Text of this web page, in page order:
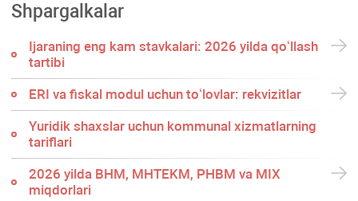
Shpargalkalar
Ijaraning eng kam stavkalari: 2026 yilda qoʻllash
tartibi
ERI va fiskal modul uchun toʻlovlar: rekvizitlar
Yuridik shaхslar uchun kommunal хizmatlarning
tariflari
2026 yilda BHM, MHTEKM, PHBM va MIX
miqdorlari